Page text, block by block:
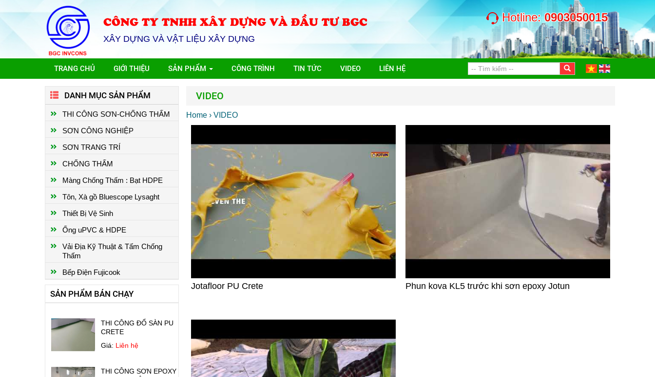
CÔNG TY TNHH XÂY DỰNG VÀ ĐẦU TƯ BGC
XÂY DỰNG VÀ VẬT LIỆU XÂY DỰNG
Hotline:0903050015
TRANG CHỦ GIỚI THIỆU SẢN PHẨM CÔNG TRÌNH TIN TỨC VIDEO LIÊN HỆ
DANH MỤC SẢN PHẨM
THI CÔNG SƠN-CHỐNG THẤM
SƠN CÔNG NGHIỆP
SƠN TRANG TRÍ
CHỐNG THẤM
Màng Chống Thấm : Bạt HDPE
Tôn, Xà gồ Bluescope Lysaght
Thiết Bị Vệ Sinh
Ống uPVC & HDPE
Vải Địa Kỹ Thuật & Tấm Chống
Thấm
Bếp Điện Fujicook
SẢN PHẨM BÁN CHẠY
THI CÔNG SƠN EPOXY
NHÀ XƯỞNG
Giá:Liên hệ
CRETE
TỰ SAN PHẲNG
VIDEO
Home › VIDEO
Jotafloor PU Crete Phun kova KL5 trước khi sơn epoxy Jotun